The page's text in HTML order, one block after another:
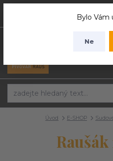
Bylo Vám
Ne
Úvod E-SHOP
Raušák